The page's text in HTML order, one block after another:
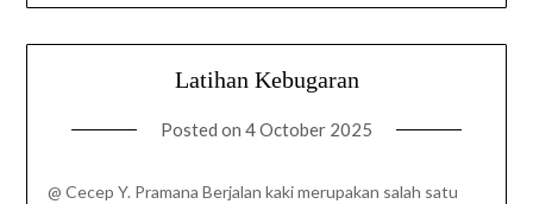
Latihan Kebugaran
Posted on 4 October 2025
@ Cecep Y. Pramana Berjalan kaki merupakan salah satu